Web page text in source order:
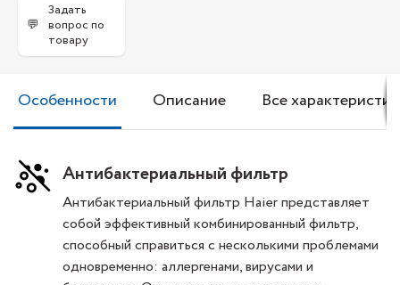
💬
Задать
вопрос по
товару
Особенности Описание Все
Антибактериальный фильтр
Антибактериальный фильтр Haier представляет
собой эффективный комбинированный фильтр,
способный справиться с несколькими проблемами
одновременно: аллергенами, вирусами и